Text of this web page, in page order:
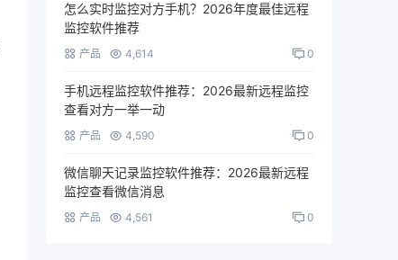
怎么实时监控对方手机？2026年度最佳远程
监控软件推荐
产品 4,614 0
手机远程监控软件推荐：2026最新远程监控
查看对方一举一动
产品 4,590 0
微信聊天记录监控软件推荐：2026最新远程
监控查看微信消息
产品 4,561 0